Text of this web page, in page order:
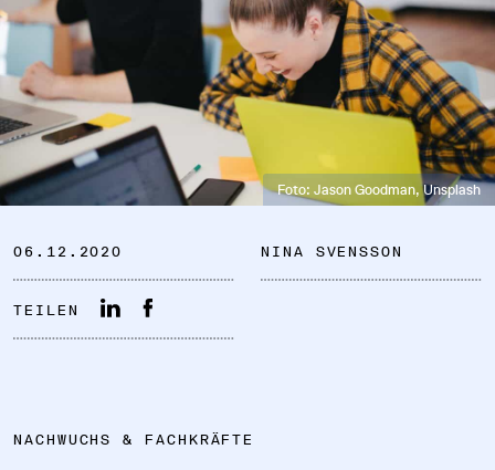
DATENSCHUTZ
COOKIE-EINSTELLUNGEN
Foto: Jason Goodman, Unsplash
06.12.2020 NINA SVENSSON
TEILEN
NACHWUCHS & FACHKRÄFTE